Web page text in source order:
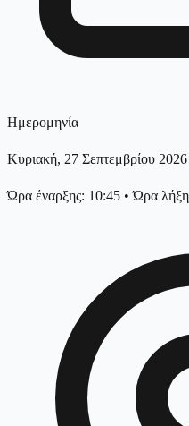
Ημερομηνία
Κυριακή, 27 Σεπτεμβρίου 2026
Ώρα έναρξης: 10:45 •Ώρα